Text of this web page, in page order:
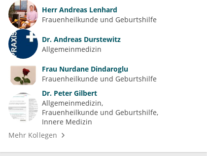
Herr Andreas Lenhard
Frauenheilkunde und Geburtshilfe
Dr. Andreas Durstewitz
Allgemeinmedizin
Frau Nurdane Dindaroglu
Frauenheilkunde und Geburtshilfe
Dr. Peter Gilbert
Allgemeinmedizin
Frauenheilkunde und Geburtshilfe
Innere Medizin
Mehr Kollegen